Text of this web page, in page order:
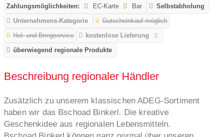
Zahlungsmöglichkeiten:
EC-Karte Bar
Selbstabholung
Unternehmens-Kategorie
Gutscheinkauf möglich
Hol- und Bringservice
kostenlose Lieferung
überwiegend regionale Produkte
Beschreibung regionaler Händler
Zusätzlich zu unserem klassischen ADEG-Sortiment
haben wir das Bschoad Binkerl. Die kreative
Geschenkidee aus regionalen Lebensmitteln.